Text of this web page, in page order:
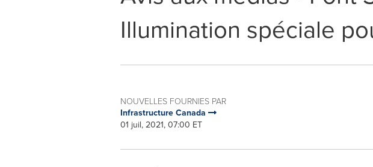
Illumination spéciale
NOUVELLES FOURNIES PAR
Infrastructure Canada
01 juil, 2021, 07:00 ET